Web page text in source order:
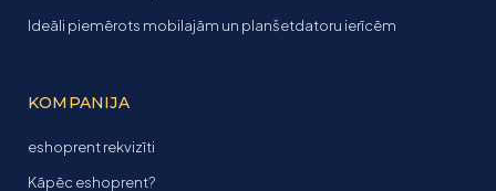
Ideāli piemērots mobilajām un planšetdatoru ierīcēm
KOMPANIJA
eshoprent rekvizīti
Kāpēc eshoprent?